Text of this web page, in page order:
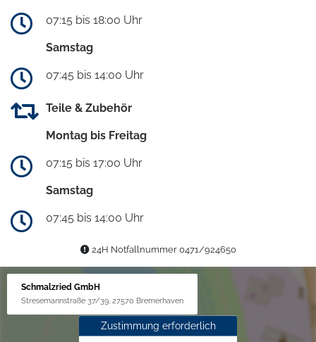
07:15 bis 18:00 Uhr
Samstag
07:45 bis 14:00 Uhr
Teile & Zubehör
Montag bis Freitag
07:15 bis 17:00 Uhr
Samstag
07:45 bis 14:00 Uhr
24H Notfallnummer 0471/924650
Schmalzried GmbH
Stresemannstraße 37/39, 27570 Bremerhaven
Zustimmung erforderlich